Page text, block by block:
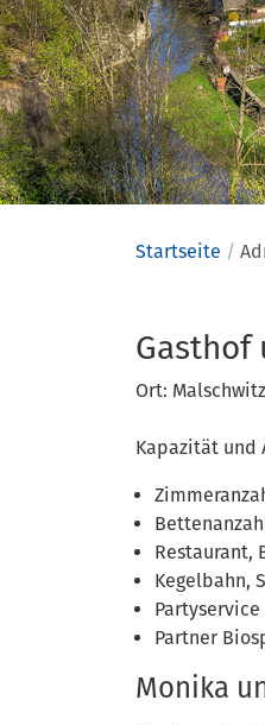
Startseite
Gasthof
Ort:
Kapazität und
Restaurant,
Kegelbahn,
Partyservice
Partner
Monika